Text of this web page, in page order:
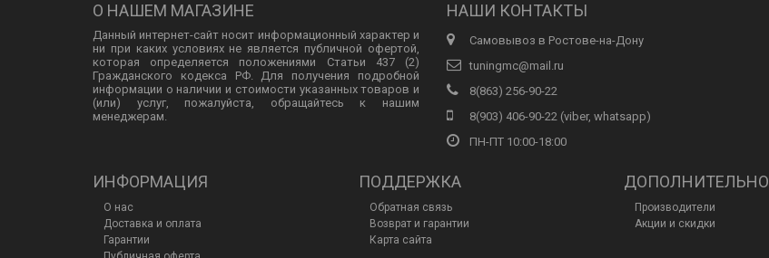
О НАШЕМ МАГАЗИНЕ
Данный интернет-сайт носит информационный характер и
ни при каких условиях не является публичной офертой,
которая определяется положениями Статьи 437 (2)
Гражданского кодекса РФ. Для получения подробной
информации о наличии и стоимости указанных товаров и
(или) услуг, пожалуйста, обращайтесь к нашим
менеджерам.
НАШИ КОНТАКТЫ
Самовывоз в Ростове-на-Дону
tuningmc@mail.ru
8(863) 256-90-22
8(903) 406-90-22 (viber, whatsapp)
ПН-ПТ 10:00-18:00
ИНФОРМАЦИЯ
О нас
Доставка и оплата
Гарантии
ПОДДЕРЖКА
Обратная связь
Возврат и гарантии
Карта сайта
ДОПОЛНИТЕЛЬНО
Производители
Акции и скидки